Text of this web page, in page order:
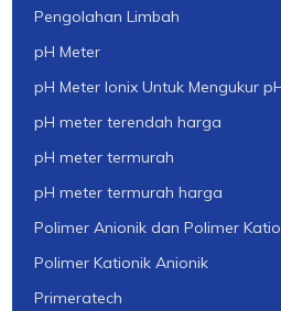
Pengolahan Limbah
pH Meter
pH Meter Ionix Untuk Mengukur
pH meter terendah harga
pH meter termurah
pH meter termurah harga
Polimer Anionik dan Polimer
Polimer Kationik Anionik
Primeratech